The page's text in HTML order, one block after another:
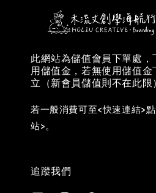
此網站為儲值會員下單處
用儲值金，若無使用儲值
立（新會員儲值則不在此限
若一般消費可至<快速連結>
站>。
追蹤我們